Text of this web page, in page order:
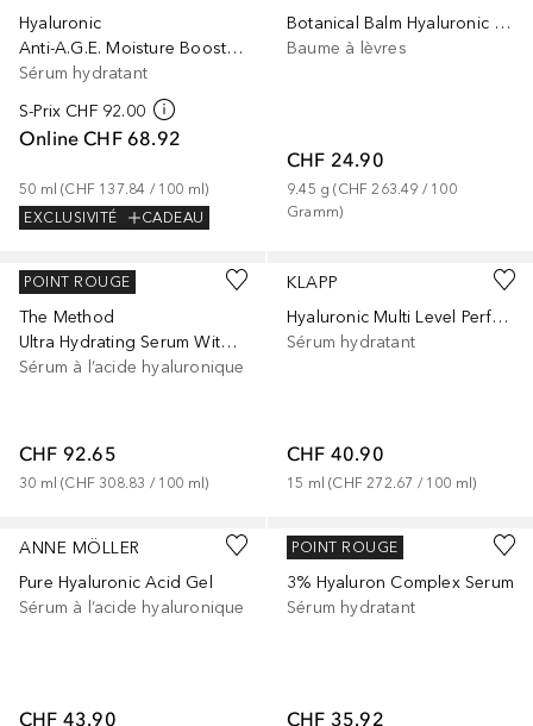
Hyaluronic
Anti-A.G.E. Moisture Boost Serum
Sérum hydratant
S-Prix CHF 92.00
Online CHF 68.92
50 ml (CHF 137.84 / 100 ml)
EXCLUSIVITÉ
CADEAU
Botanical Balm Hyaluronic Lip Tint
Baume à lèvres
CHF 24.90
9.45 g (CHF 263.49 / 100
Gramm)
LANCER
The Method
Ultra Hydrating Serum With Hyaluronic Complex-7
Sérum à l’acide hyaluronique
CHF 92.65
30 ml (CHF 308.83 / 100 ml)
POINT ROUGE
KLAPP
Hyaluronic Multi Level Performance Triple Action Moisturizing Booster
Sérum hydratant
CHF 40.90
15 ml (CHF 272.67 / 100 ml)
ANNE MÖLLER
Pure Hyaluronic Acid Gel
Sérum à l’acide hyaluronique
CHF 43.90
BIODROGA
3% Hyaluron Complex Serum
Sérum hydratant
CHF 35.92
POINT ROUGE